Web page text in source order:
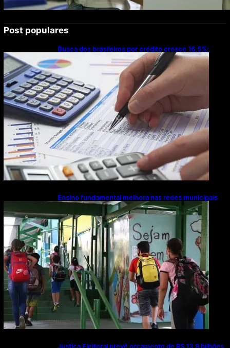
Post populares
Busca dos brasileiros por crédito cresce 16,5%;
Mato Grosso lidera ranking entre estados
Ensino fundamental melhora nas redes municipais
Justiça Eleitoral prevê orçamento de R$ 13,9 bilhões